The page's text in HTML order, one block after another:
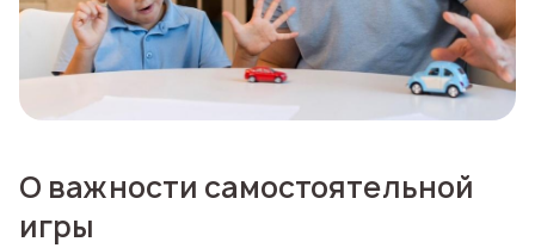
О важности самостоятельной
игры